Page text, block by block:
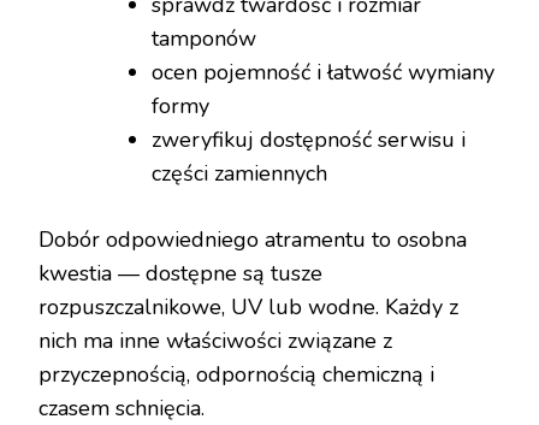
tamponów
ocen pojemność i łatwość wymiany
formy
zweryfikuj dostępność serwisu i
części zamiennych
Dobór odpowiedniego atramentu to osobna
kwestia — dostępne są tusze
rozpuszczalnikowe, UV lub wodne. Każdy z
nich ma inne właściwości związane z
przyczepnością, odpornością chemiczną i
czasem schnięcia.